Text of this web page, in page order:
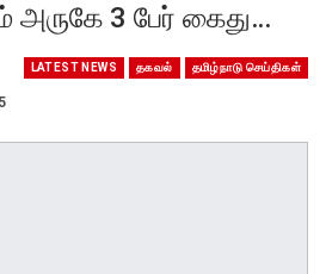
அருகே 3 பேர் கைது…
LATEST NEWS தகவல் தமிழ்நாடு செய்திகள்